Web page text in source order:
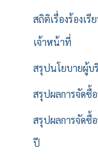
สถิติเรื่องร้องเ
เจ้าหน้าที่
สรุปนโยบายผู้บ
สรุปผลการจัดซื้
สรุปผลการจัดซื้
ปี